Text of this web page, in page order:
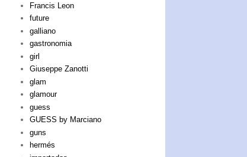
Francis Leon
future
galliano
gastronomia
girl
Giuseppe Zanotti
glam
glamour
guess
GUESS by Marciano
guns
hermés